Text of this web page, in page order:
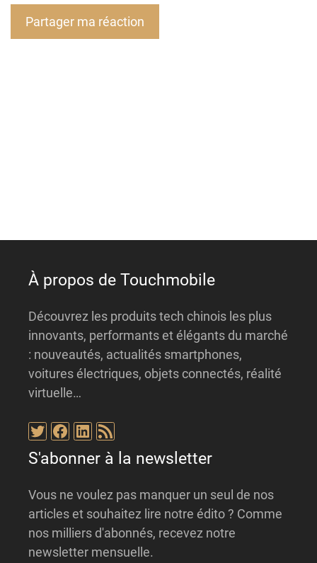
À propos de Touchmobile
Découvrez les produits tech chinois les plus
innovants, performants et élégants du marché
: nouveautés, actualités smartphones,
voitures électriques, objets connectés, réalité
virtuelle…
Twitter
Facebook
LinkedIn
Flux RSS
S'abonner à la newsletter
Vous ne voulez pas manquer un seul de nos
articles et souhaitez lire notre édito ? Comme
nos milliers d'abonnés, recevez notre
newsletter mensuelle.